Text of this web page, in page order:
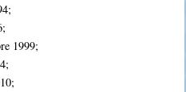
1999;